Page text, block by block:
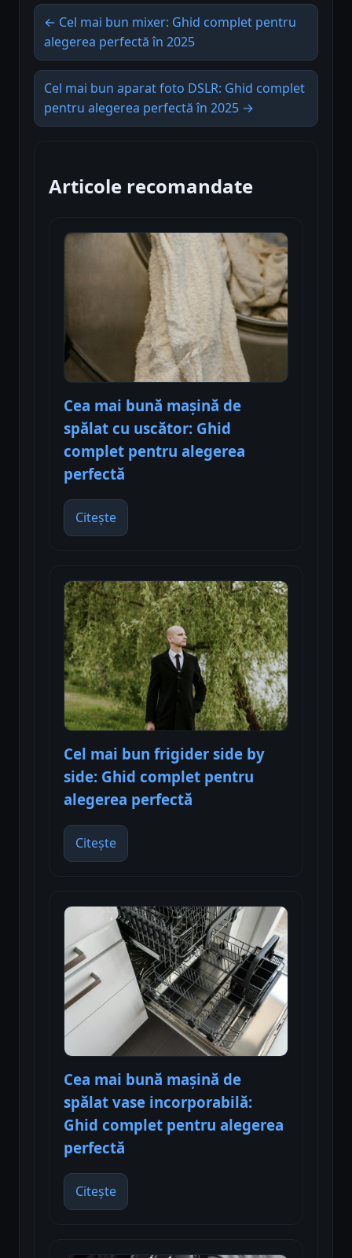
← Cel mai bun mixer: Ghid complet pentru
alegerea perfectă în 2025
Cel mai bun aparat foto DSLR: Ghid complet
pentru alegerea perfectă în 2025 →
Articole recomandate
Cea mai bună mașină de
spălat cu uscător: Ghid
complet pentru alegerea
perfectă
Citește
Cel mai bun frigider side by
side: Ghid complet pentru
alegerea perfectă
Citește
Cea mai bună mașină de
spălat vase incorporabilă:
Ghid complet pentru alegerea
perfectă
Citește